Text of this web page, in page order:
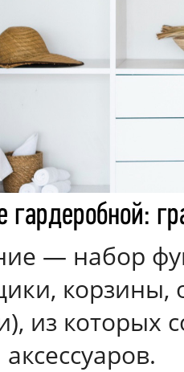
гардеробной:
— набор
из которых